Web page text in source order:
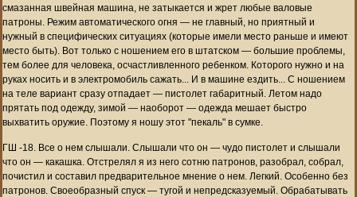
смазанная швейная машина, не затыкается и жрет любые валовые
патроны. Режим автоматического огня — не главный, но приятный и
нужный в специфических ситуациях (которые имели место раньше и имеют
место быть). Вот только с ношением его в штатском — большие проблемы,
тем более для человека, осчастливленного ребенком. Которого нужно и на
руках носить и в электромобиль сажать... И в машине ездить... С ношением
на теле вариант сразу отпадает — пистолет габаритный. Летом надо
прятать под одежду, зимой — наоборот — одежда мешает быстро
выхватить оружие. Поэтому я ношу этот "пекаль" в сумке.
ГШ -18. Все о нем слышали. Слышали что он — чудо пистолет и слышали
что он — какашка. Отстрелял я из него сотню патронов, разобрал, собрал,
почистил и составил предварительное мнение о нем. Легкий. Особенно без
патронов. Своеобразный спуск — тугой и непредсказуемый. Обрабатывать